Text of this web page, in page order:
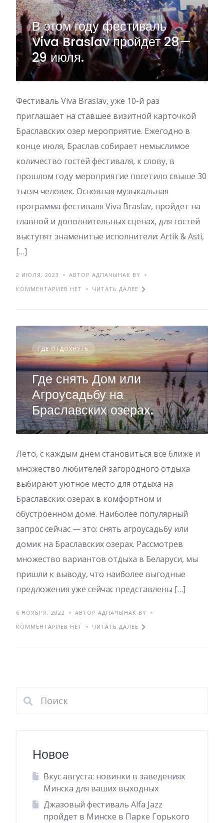
В этом году фестиваль
Viva Braslav пройдет 28—
29 июля.
Фестиваль Viva Braslav, уже 10-й раз
приглашает на ставшее визитной карточкой
Браславских озер мероприятие. Ежегодно в
конце июля, Браслав собирает немыслимое
количество гостей фестиваля, к слову, в
прошлом году мероприятие посетило свыше 30
тысяч человек. Основная музыкальная
программа фестиваля Viva Braslav, пройдет на
главной и дополнительных сценах, для гостей
выступят знаменитые исполнители: Artik & Asti,
[…]
2 ИЮЛЯ, 2023
АВТОР АДПАЧЫНАК BY
КОММЕНТАРИЕВ НЕТ
ЧИТАТЬ ДАЛЕЕ
ГДЕ ОТДОХНУТЬ
Где снять Дом или
Агроусадьбу на
Браславских озерах.
Лето, с каждым днем становиться все ближе и
множество любителей загородного отдыха
выбирают уютное место для отдыха на
Браславских озерах в комфортном и
обустроенном доме. Наиболее популярный
запрос сейчас — это: снять агроусадьбу или
домик на Браславских озерах. Рассмотрев
множество вариантов отдыха в Беларуси, мы
пришли к выводу, что наиболее выгодные
предложения уже сейчас представлены […]
6 НОЯБРЯ, 2022
АВТОР АДПАЧЫНАК BY
КОММЕНТАРИЕВ НЕТ
ЧИТАТЬ ДАЛЕЕ
Новое
Вкус августа: новинки в заведениях
Минска для ваших выходных
Джазовый фестиваль Alfa Jazz
пройдет в Минске в Парке Горького